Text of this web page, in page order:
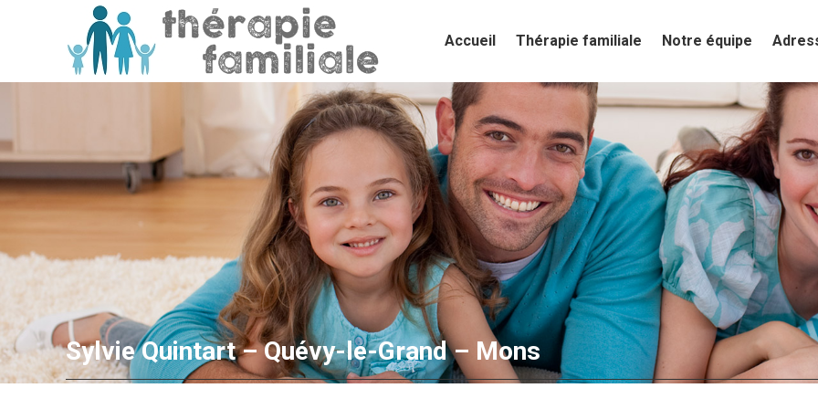
Accueil Thérapie familiale Notre équipe
Sylvie Quintart – Quévy-le-Grand – Mons
Accueil Thérapie familiale Notre équipe